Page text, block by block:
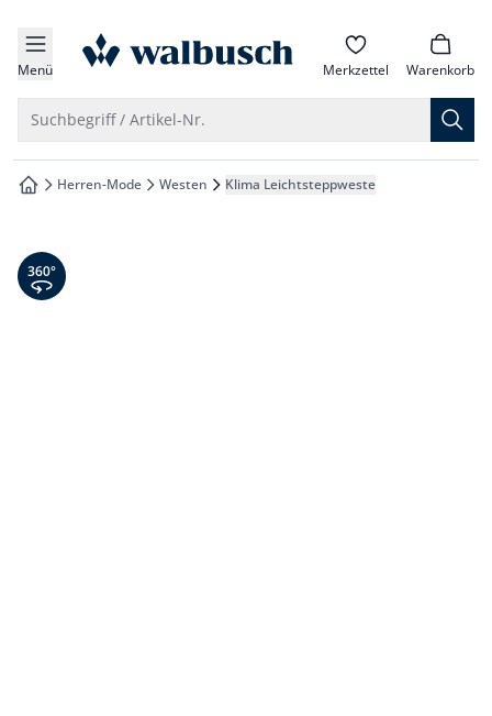
springen
springen
springen
springen
Menü zur Startseite Merkzettel Warenkorb
Suchbegriff / Artikel-Nr.
zur Startseite
Herren-Mode Westen Klima Leichtsteppweste
360° Ansicht